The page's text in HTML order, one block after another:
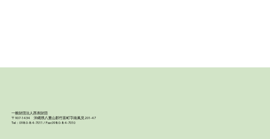
一般財団法人西表財団
〒907-1434 沖縄県八重山郡竹富町字南風見201-47
Tel：0980-84-7011 / Fax:0980-84-7010